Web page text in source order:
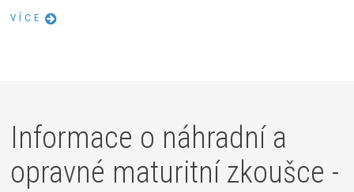
VÍCE
Informace o náhradní a
opravné maturitní zkoušce -